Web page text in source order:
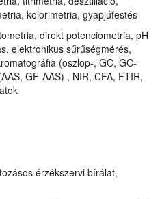
kolorimetria, gyapjúfestés
direkt potenciometria, pH
elektronikus sűrűségmérés,
(oszlop-, GC, GC-
GF-AAS) , NIR, CFA, FTIR,
érzékszervi bírálat,